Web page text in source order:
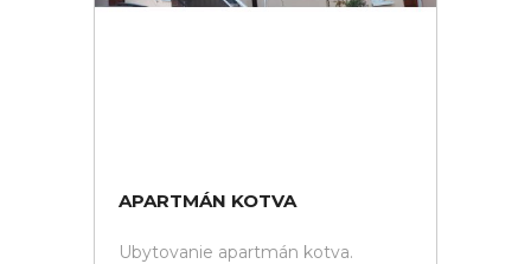
APARTMÁN KOTVA
Ubytovanie apartmán kotva.